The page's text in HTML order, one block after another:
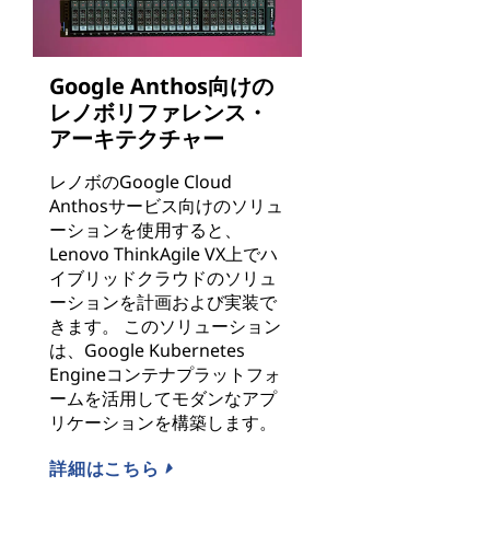
Google Anthos向けの
レノボリファレンス・
アーキテクチャー
レノボのGoogle Cloud
Anthosサービス向けのソリュ
ーションを使用すると、
Lenovo ThinkAgile VX上でハ
イブリッドクラウドのソリュ
ーションを計画および実装で
きます。 このソリューション
は、Google Kubernetes
Engineコンテナプラットフォ
ームを活用してモダンなアプ
リケーションを構築します。
詳細はこちら